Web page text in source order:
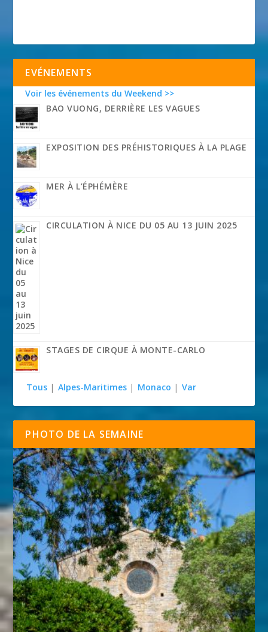
EVÉNEMENTS
Voir les événements du Weekend >>
BAO VUONG, DERRIÈRE LES VAGUES
EXPOSITION DES PRÉHISTORIQUES À LA PLAGE
MER À L’ÉPHÉMÈRE
CIRCULATION À NICE DU 05 AU 13 JUIN 2025
STAGES DE CIRQUE À MONTE-CARLO
Tous | Alpes-Maritimes | Monaco | Var
PHOTO DE LA SEMAINE